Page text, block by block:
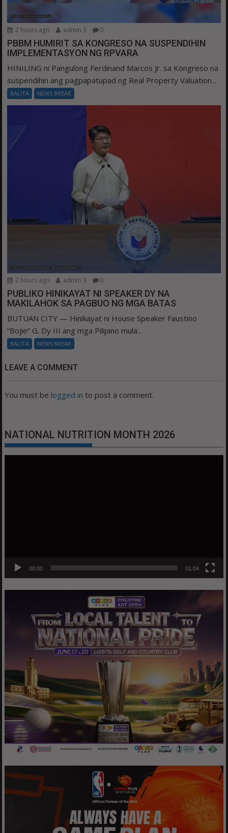
2 hours ago admin 3 0
PBBM HUMIRIT SA KONGRESO NA SUSPENDIHIN
IMPLEMENTASYON NG RPVARA
HINILING ni Pangulong Ferdinand Marcos Jr. sa Kongreso na
suspendihin ang pagpapatupad ng Real Property Valuation...
BALITA NEWS BREAK
2 hours ago admin 3 0
PUBLIKO HINIKAYAT NI SPEAKER DY NA
MAKILAHOK SA PAGBUO NG MGA BATAS
BUTUAN CITY — Hinikayat ni House Speaker Faustino
“Bojie” G. Dy III ang mga Pilipino mula...
BALITA NEWS BREAK
LEAVE A COMMENT
You must be logged in to post a comment.
NATIONAL NUTRITION MONTH 2026
00:00 01:04